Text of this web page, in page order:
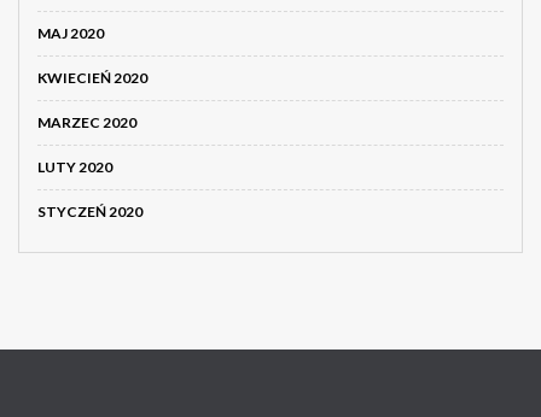
MAJ 2020
KWIECIEŃ 2020
MARZEC 2020
LUTY 2020
STYCZEŃ 2020